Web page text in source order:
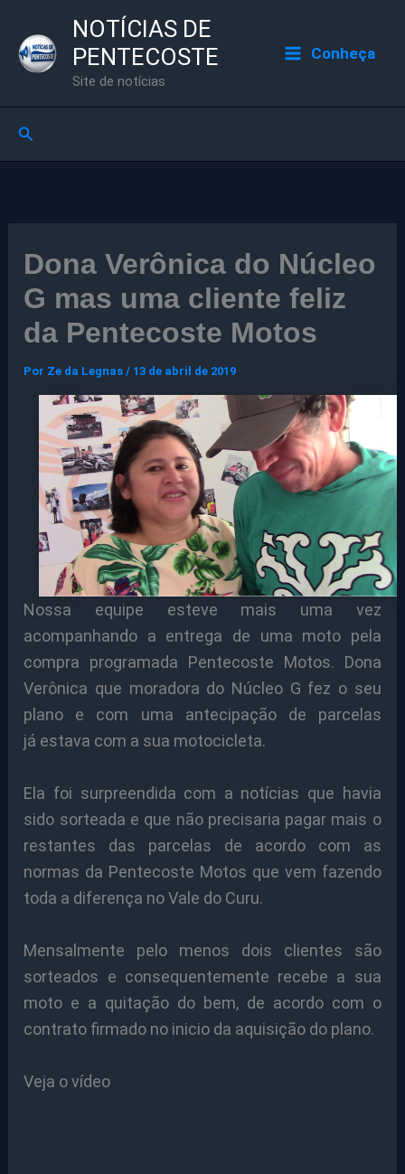
para
NOTÍCIAS DE
PENTECOSTE
Site de notícias
Conheça
Pesquisar
Dona Verônica do Núcleo
G mas uma cliente feliz
da Pentecoste Motos
Por Ze da Legnas/ 13 de abril de 2019
Nossa equipe esteve mais uma vez
acompanhando a entrega de uma moto pela
compra programada Pentecoste Motos. Dona
Verônica que moradora do Núcleo G fez o seu
plano e com uma antecipação de parcelas
já estava com a sua motocicleta.
Ela foi surpreendida com a notícias que havia
sido sorteada e que não precisaria pagar mais o
restantes das parcelas de acordo com as
normas da Pentecoste Motos que vem fazendo
toda a diferença no Vale do Curu.
Mensalmente pelo menos dois clientes são
sorteados e consequentemente recebe a sua
moto e a quitação do bem, de acordo com o
contrato firmado no inicio da aquisição do plano.
Veja o vídeo